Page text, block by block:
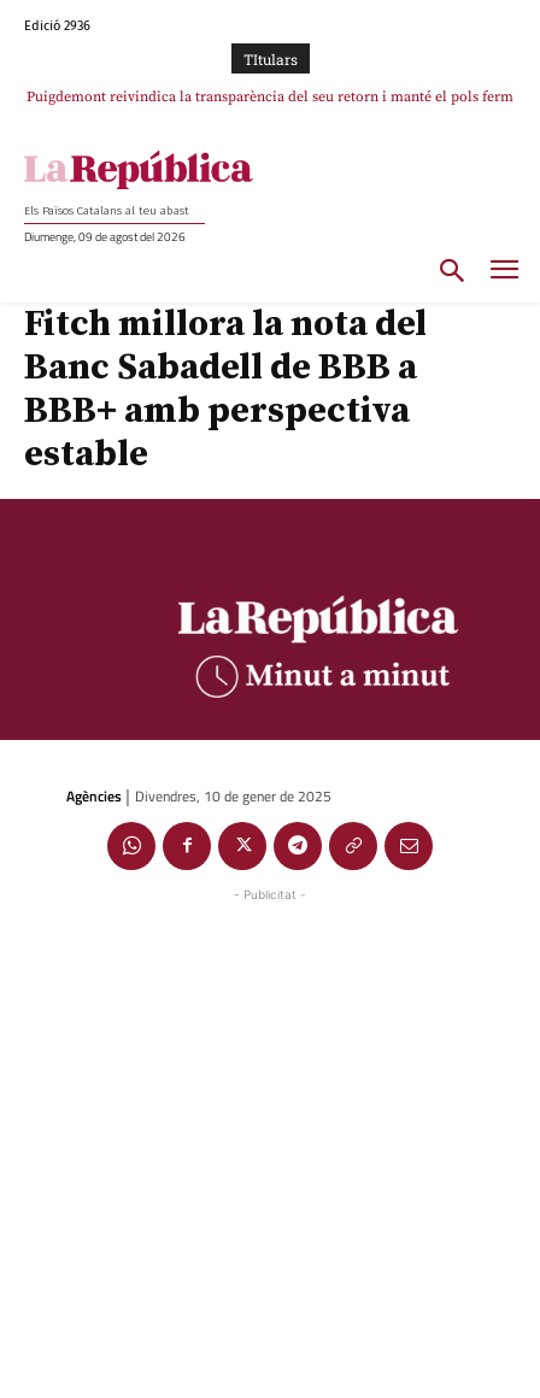
Edició 2936
TItulars
Puigdemont reivindica la transparència del seu retorn i manté el pols ferm
Els Països Catalans al teu abast
Diumenge, 09 de agost del 2026
Fitch millora la nota del
Banc Sabadell de BBB a
BBB+ amb perspectiva
estable
Agències | Divendres, 10 de gener de 2025
- Publicitat -